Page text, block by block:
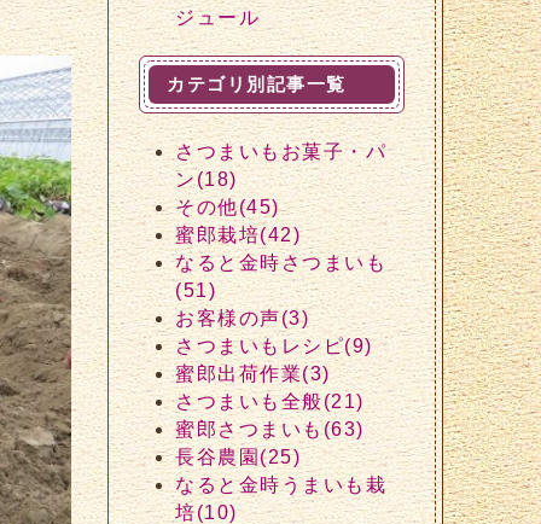
ジュール
カテゴリ別記事一覧
さつまいもお菓子・パ
ン(18)
その他(45)
蜜郎栽培(42)
なると金時さつまいも
(51)
お客様の声(3)
さつまいもレシピ(9)
蜜郎出荷作業(3)
さつまいも全般(21)
蜜郎さつまいも(63)
長谷農園(25)
なると金時うまいも栽
培(10)